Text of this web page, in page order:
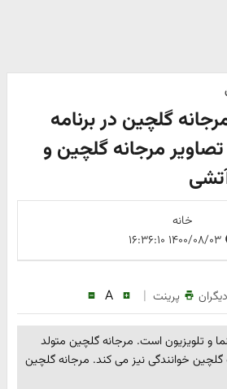
گلچین در برنامه
تصاویر مرجانه گلچین و
خانه
۱۴۰۰/۰۸/۰۳ ۱۶:۳۶:۱۰
پرینت |
A
و تلویزیون است. مرجانه گلچین متولد
گلچین خوانندگی نیز می کند. مرجانه گلچین